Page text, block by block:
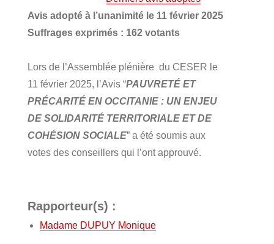
Avis adopté à l’unanimité le 11 février 2025
Suffrages exprimés : 162 votants
Lors de l’Assemblée plénière du CESER le
11 février 2025, l’Avis “PAUVRETÉ ET
PRÉCARITÉ EN OCCITANIE : UN ENJEU
DE SOLIDARITÉ TERRITORIALE ET DE
COHÉSION SOCIALE” a été soumis aux
votes des conseillers qui l’ont approuvé.
Rapporteur(s) :
Madame DUPUY Monique